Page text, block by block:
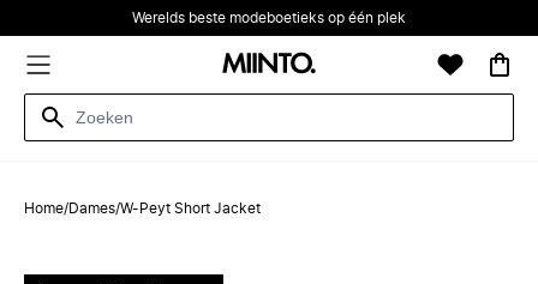
Werelds beste modeboetieks op één plek
Home/Dames/W-Peyt Short Jacket